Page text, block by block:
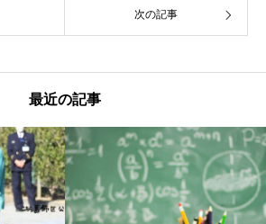
次の記事
最近の記事